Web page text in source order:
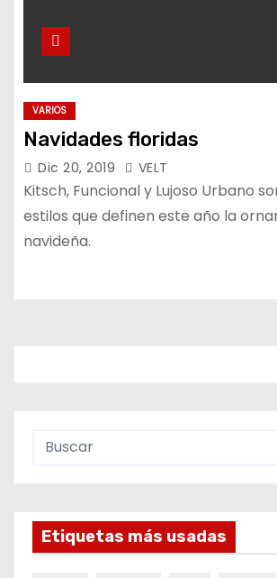
VARIOS
Navidades floridas
Dic 20, 2019 VELT
Kitsch, Funcional y Lujoso Urbano
estilos que definen este año la
navideña.
Etiquetas más usadas